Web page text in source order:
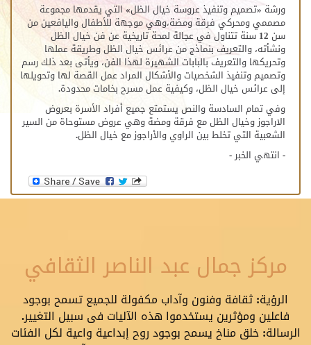
ورشة «تصميم وتنفيذ عروسة خيال الظل» التي يقدمها مجموعة
مصممي ومحركي فرقة ومضة،وهي موجهة للأطفال واليافعين من
سن 12 سنة تتناول في عجالة لمحة تاريخية عن فن خيال الظل
ونشأته، والتعريف بنماذج من عرائس خيال الظل وطريقة عملها
وتحريكها والتعريف بالبابات الشهيرة لهذا الفن، ويأتى بعد ذلك رسم
وتصميم وتنفيذ الشخصيات والأشكال المراد عمل القصة لها وتحويلها
إلى عرائس خيال الظل، وكيفية عمل مسرح بخامات محدودة.
وفي تمام السادسة والنص يستمتع جميع أفراد الأسرة بعروض
الاراجوز وخيال الظل مع فرقة ومضة وهي عروض مستوحاة من السير
الشعبية التي تخلط بين الراوي والأراجوز مع خيال الظل.
- انتهي الخبر -
مركز جمال عبد الناصر الثقافي
الرؤية: ثقافة وفنون وآداب مكفولة للجميع تسمح بوجود
فاعلين ومؤثرين يستخدموا هذه الآليات فى سبيل التغيير.
الرسالة: خلق مناخ يسمح بوجود روح إبداعية واعية لكل الفئات